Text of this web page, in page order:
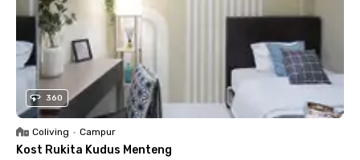
360
Coliving • Campur
Kost Rukita Kudus Menteng